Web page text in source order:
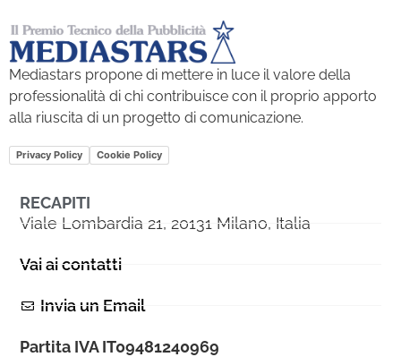
Mediastars propone di mettere in luce il valore della
professionalità di chi contribuisce con il proprio apporto
alla riuscita di un progetto di comunicazione.
Privacy Policy Cookie Policy
RECAPITI
Viale Lombardia 21, 20131 Milano, Italia
Vai ai contatti
Invia un Email
Partita IVA IT09481240969